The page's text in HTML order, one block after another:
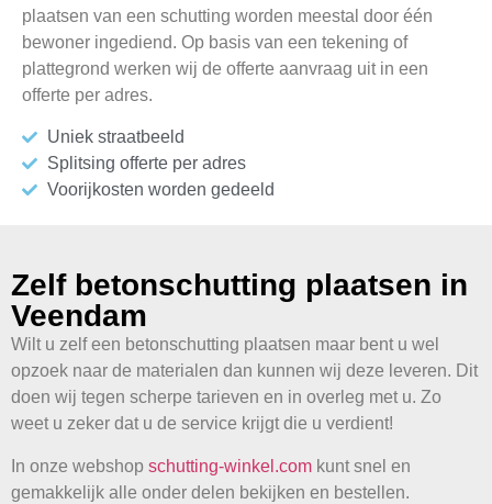
plaatsen van een schutting worden meestal door één
bewoner ingediend. Op basis van een tekening of
plattegrond werken wij de offerte aanvraag uit in een
offerte per adres.
Uniek straatbeeld
Splitsing offerte per adres
Voorijkosten worden gedeeld
Zelf betonschutting plaatsen in
Veendam
Wilt u zelf een betonschutting plaatsen maar bent u wel
opzoek naar de materialen dan kunnen wij deze leveren. Dit
doen wij tegen scherpe tarieven en in overleg met u. Zo
weet u zeker dat u de service krijgt die u verdient!
In onze webshop schutting-winkel.com kunt snel en
gemakkelijk alle onder delen bekijken en bestellen.